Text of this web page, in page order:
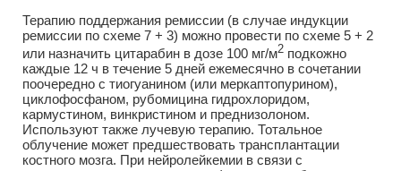
Терапию поддержания ремиссии (в случае индукции
ремиссии по схеме 7 + 3) можно провести по схеме 5 + 2
или назначить цитарабин в дозе 100 мг/м2 подкожно
каждые 12 ч в течение 5 дней ежемесячно в сочетании
поочередно с тиогуанином (или меркаптопурином),
циклофосфаном, рубомицина гидрохлоридом,
кармустином, винкристином и преднизолоном.
Используют также лучевую терапию. Тотальное
облучение может предшествовать трансплантации
костного мозга. При нейролейкемии в связи с